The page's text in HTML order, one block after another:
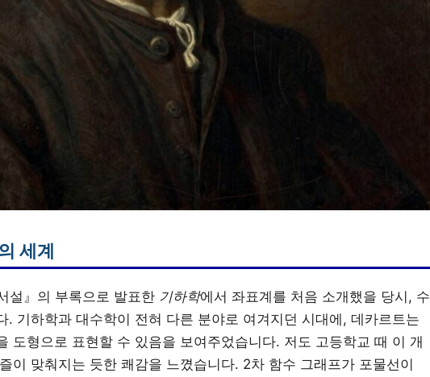
세계
설』의 부록으로 발표한 기하학에서 좌표계를 처음 소개했을 당시, 수
. 기하학과 대수학이 전혀 다른 분야로 여겨지던 시대에, 데카르트는
도형으로 표현할 수 있음을 보여주었습니다. 저도 고등학교 때 이 개
이 맞춰지는 듯한 쾌감을 느꼈습니다. 2차 함수 그래프가 포물선이